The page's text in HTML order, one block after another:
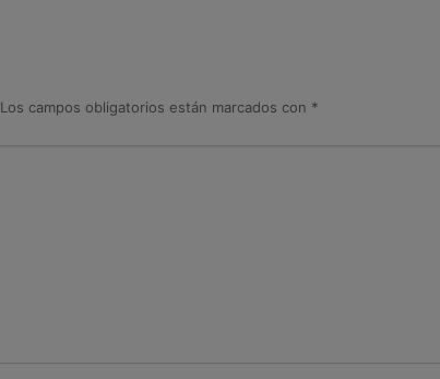
Los campos obligatorios están marcados con *